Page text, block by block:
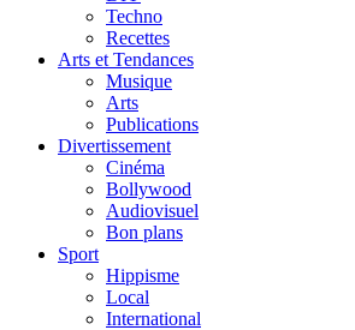
Techno
Recettes
Arts et Tendances
Musique
Arts
Publications
Divertissement
Cinéma
Bollywood
Audiovisuel
Bon plans
Sport
Hippisme
Local
International